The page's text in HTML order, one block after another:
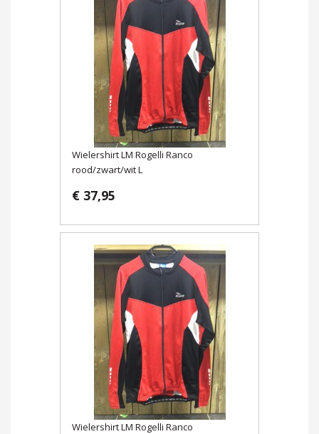
Wielershirt LM Rogelli Ranco
rood/zwart/wit L
€ 37,95
Wielershirt LM Rogelli Ranco